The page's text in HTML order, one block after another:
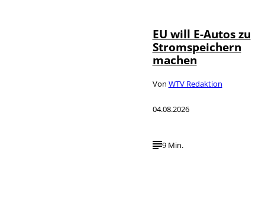
EU will E-Autos zu
Stromspeichern
machen
Von WTV Redaktion
04.08.2026
9 Min.